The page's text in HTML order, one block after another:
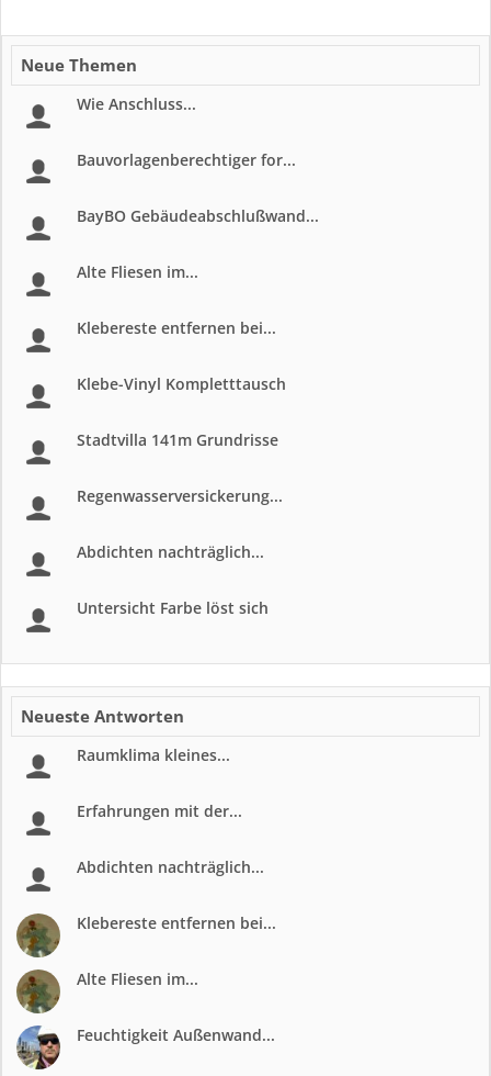
Neue Themen
Wie Anschluss...
Bauvorlagenberechtiger for...
BayBO Gebäudeabschlußwand...
Alte Fliesen im...
Klebereste entfernen bei...
Klebe-Vinyl Kompletttausch
Stadtvilla 141m Grundrisse
Regenwasserversickerung...
Abdichten nachträglich...
Untersicht Farbe löst sich
Neueste Antworten
Raumklima kleines...
Erfahrungen mit der...
Abdichten nachträglich...
Klebereste entfernen bei...
Alte Fliesen im...
Feuchtigkeit Außenwand...